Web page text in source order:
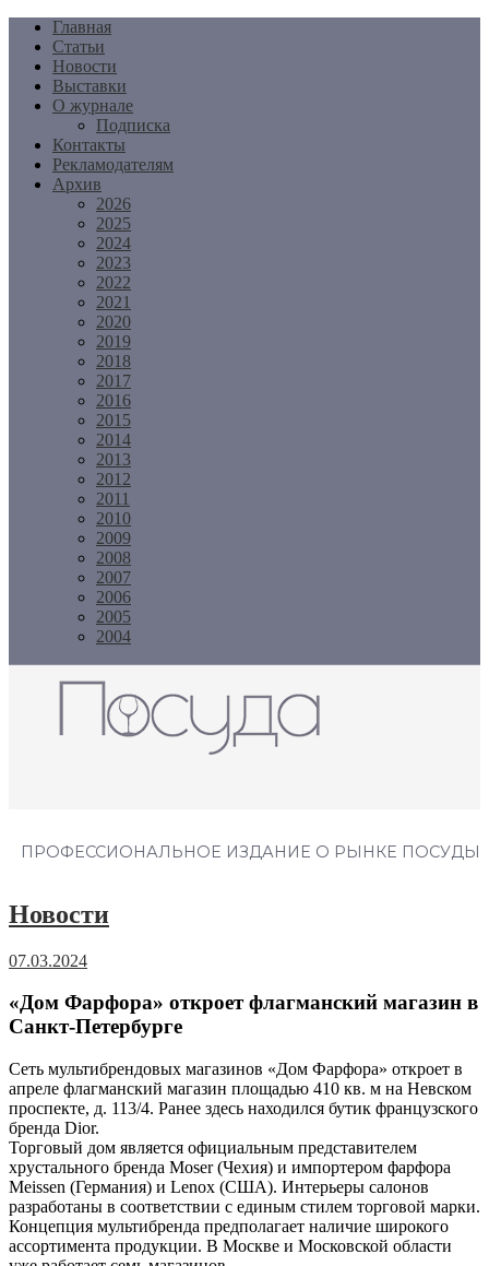
Перейти
содержимому
Главная
Статьи
Новости
Выставки
О журнале
Подписка
Контакты
Рекламодателям
Архив
2026
2025
2024
2023
2022
2021
2020
2019
2018
2017
2016
2015
2014
2013
2012
2011
2010
2009
2008
2007
2006
2005
2004
ПРОФЕССИОНАЛЬНОЕ ИЗДАНИЕ О РЫНКЕ ПОСУДЫ
Новости
07.03.2024
«Дом Фарфора» откроет флагманский магазин в
Санкт-Петербурге
Сеть мультибрендовых магазинов «Дом Фарфора» откроет в
апреле флагманский магазин площадью 410 кв. м на Невском
проспекте, д. 113/4. Ранее здесь находился бутик французского
бренда Dior.
Торговый дом является официальным представителем
хрустального бренда Moser (Чехия) и импортером фарфора
Meissen (Германия) и Lenox (США). Интерьеры салонов
разработаны в соответствии с единым стилем торговой марки.
Концепция мультибренда предполагает наличие широкого
ассортимента продукции. В Москве и Московской области